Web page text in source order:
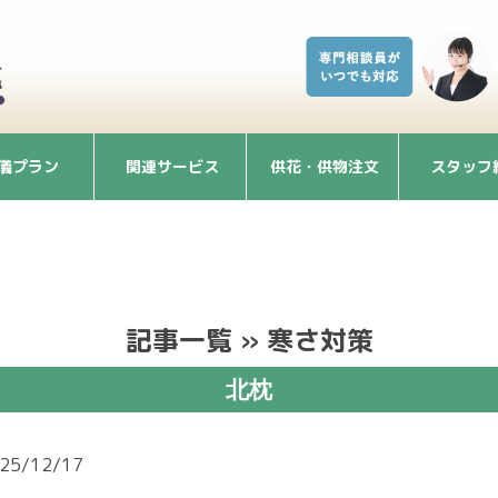
プラン 関連サービス 供花・供物注文 スタッフ
記事一覧 » 寒さ対策
北枕
12/17